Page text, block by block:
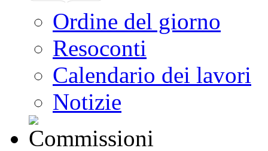
Ordine del giorno
Resoconti
Calendario dei lavori
Notizie